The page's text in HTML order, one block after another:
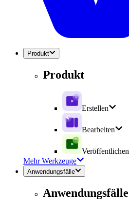
Produkt
Produkt
Erstellen
Bearbeiten
Veröffentlichen
Mehr Werkzeuge
Anwendungsfälle
Anwendungsfälle